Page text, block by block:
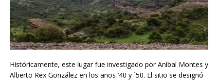
Históricamente, este lugar fue investigado por Aníbal Montes y
Alberto Rex González en los años ’40 y ´50. El sitio se designó